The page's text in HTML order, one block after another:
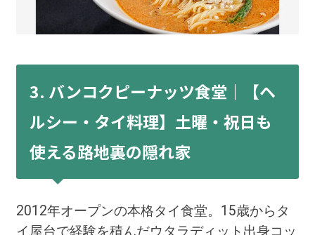
3. バンコクピーナッツ食堂｜【ヘ
ルシー・タイ料理】土曜・祝日も
使える路地裏の隠れ家
2012年オープンの本格タイ食堂。15歳からタ
イ屋台で経験を積んだウタラディット出身コッ